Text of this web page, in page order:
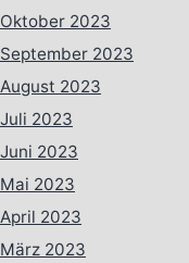
Oktober 2023
September 2023
August 2023
Juli 2023
Juni 2023
Mai 2023
April 2023
März 2023